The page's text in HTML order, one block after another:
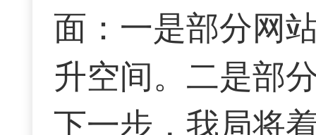
面：一是部分网
升空间。二是部
下一步，我局将